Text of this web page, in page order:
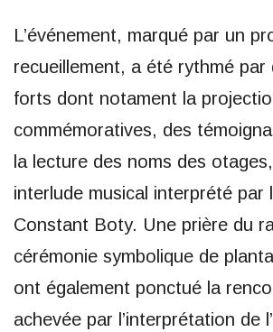
L’événement, marqué par un
recueillement, a été rythmé par
forts dont notament la
commémoratives, des
la lecture des noms des otages,
interlude musical interprété par
Constant Boty. Une prière du
cérémonie symbolique de
ont également ponctué la
achevée par l’interprétation de